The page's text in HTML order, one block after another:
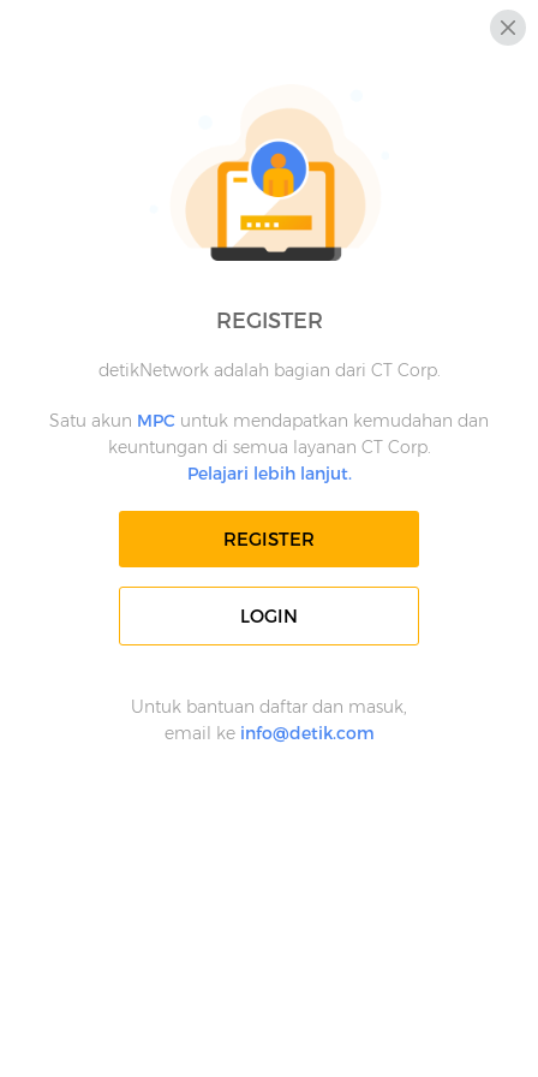
REGISTER
detikNetwork adalah bagian dari CT Corp.
Satu akun MPC untuk mendapatkan kemudahan dan
keuntungan di semua layanan CT Corp.
Pelajari lebih lanjut.
REGISTER
LOGIN
Untuk bantuan daftar dan masuk,
email ke info@detik.com